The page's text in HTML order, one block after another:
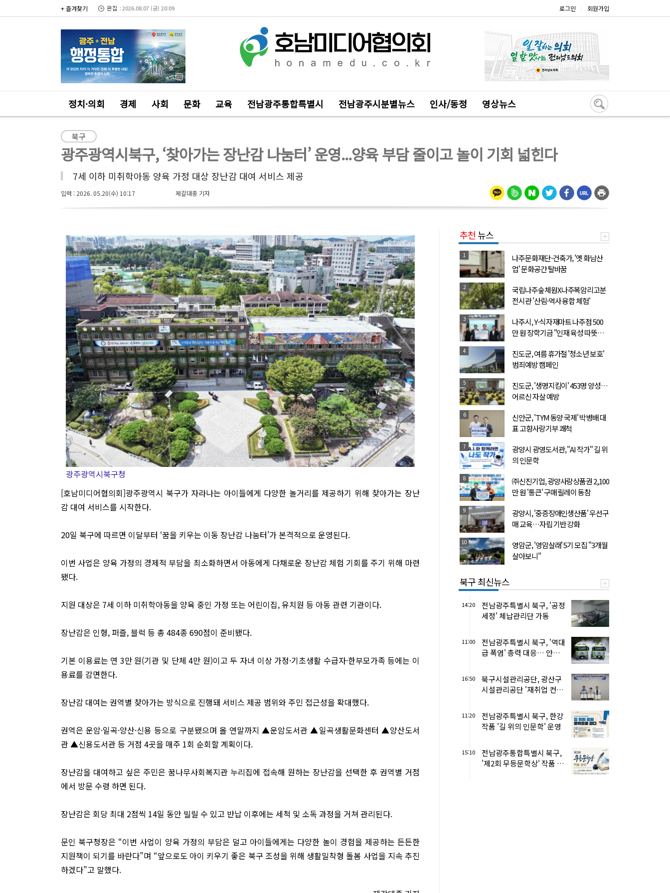
+ 즐겨찾기 2026.08.07 (금) 20:09 로그인 회원가입
정치·의회 경제 사회 문화 교육 전남광주통합특별시 전남광주시분별뉴스 인사/동정 영상뉴스
북구
광주광역시북구, ‘찾아가는 장난감 나눔터’ 운영...양육 부담 줄이고 놀이 기회 넓힌다
7세 이하 미취학아동 양육 가정 대상 장난감 대여 서비스 제공
입력 : 2026. 05.20(수) 10:17 제갈대종 기자
광주광역시북구청
[호남미디어협의회]광주광역시 북구가 자라나는 아이들에게 다양한 놀거리를 제공하기 위해 찾아가는 장난
감 대여 서비스를 시작한다.
20일 북구에 따르면 이달부터 ‘꿈을 키우는 이동 장난감 나눔터’가 본격적으로 운영된다.
이번 사업은 양육 가정의 경제적 부담을 최소화하면서 아동에게 다채로운 장난감 체험 기회를 주기 위해 마련
됐다.
지원 대상은 7세 이하 미취학아동을 양육 중인 가정 또는 어린이집, 유치원 등 아동 관련 기관이다.
장난감은 인형, 퍼즐, 블럭 등 총 484종 690점이 준비됐다.
기본 이용료는 연 3만 원(기관 및 단체 4만 원)이고 두 자녀 이상 가정·기초생활 수급자·한부모가족 등에는 이
용료를 감면한다.
장난감 대여는 권역별 찾아가는 방식으로 진행돼 서비스 제공 범위와 주민 접근성을 확대했다.
권역은 운암·일곡·양산·신용 등으로 구분됐으며 올 연말까지 ▲운암도서관 ▲일곡생활문화센터 ▲양산도서
관 ▲신용도서관 등 거점 4곳을 매주 1회 순회할 계획이다.
장난감을 대여하고 싶은 주민은 꿈나무사회복지관 누리집에 접속해 원하는 장난감을 선택한 후 권역별 거점
에서 방문 수령 하면 된다.
장난감은 회당 최대 2점씩 14일 동안 빌릴 수 있고 반납 이후에는 세척 및 소독 과정을 거쳐 관리된다.
문인 북구청장은 “이번 사업이 양육 가정의 부담은 덜고 아이들에게는 다양한 놀이 경험을 제공하는 든든한
지원책이 되기를 바란다”며 “앞으로도 아이 키우기 좋은 북구 조성을 위해 생활밀착형 돌봄 사업을 지속 추진
하겠다”고 말했다.
추천 뉴스
1
나주문화재단-건축가, '옛 화남산
업' 문화공간 탈바꿈
2
국립나주숲체원X나주복암리고분
전시관 '산림·역사 융합 체험'
3
나주시, Y-식자재마트 나주점 500
만 원 장학기금 "인재 육성 따뜻한
4
진도군, 여름 휴가철 '청소년 보호'
범죄예방 캠페인
5
진도군, '생명지킴이' 453명 양성…
어르신 자살 예방
6
신안군, 'TYM 동양 국제' 박병배 대
표 고향사랑기부 쾌척
7
광양시 광영도서관, "AI 작가" 길 위
의 인문학
8
㈜신진기업, 광양사랑상품권 2,100
만 원 '통큰' 구매 릴레이 동참
9
광양시, '중증장애인생산품' 우선구
매 교육…자립 기반 강화
10
영암군, '영암살래' 5기 모집 "3개월
살아보니"
북구 최신뉴스
14:20
전남광주특별시 북구, '공정
세정' 체납관리단 가동
11:00
전남광주특별시 북구, '역대
급 폭염' 총력 대응… 안전
16:50
북구시설관리공단, 광산구
시설관리공단 '재취업 컨설
11:20
전남광주특별시 북구, 한강
작품 '길 위의 인문학' 운영
15:10
전남광주통합특별시 북구,
'제2회 무등문학상' 작품 공